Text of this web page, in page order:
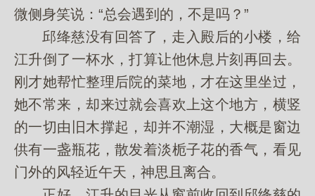
微侧身笑说：“总会遇到的，不是吗？”
邱绛慈没有回答了，走入殿后的小楼，给
江升倒了一杯水，打算让他休息片刻再回去。
刚才她帮忙整理后院的菜地，才在这里坐过，
她不常来，却来过就会喜欢上这个地方，横竖
的一切由旧木撑起，却并不潮湿，大概是窗边
供有一盏瓶花，散发着淡栀子花的香气，看见
门外的风轻近午天，神思且离合。